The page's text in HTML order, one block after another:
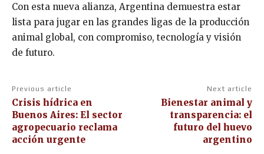
Con esta nueva alianza, Argentina demuestra estar
lista para jugar en las grandes ligas de la producción
animal global, con compromiso, tecnología y visión
de futuro.
Previous article
Crisis hídrica en
Buenos Aires: El sector
agropecuario reclama
acción urgente
Next article
Bienestar animal y
transparencia: el
futuro del huevo
argentino